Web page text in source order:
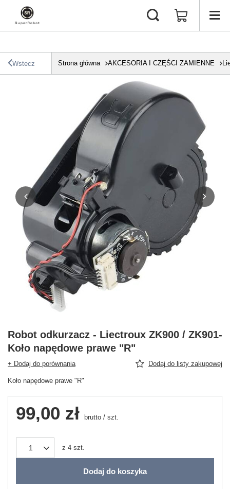
Wstecz Strona główna AKCESORIA I CZĘŚCI ZAMIENNE
Robot odkurzacz - Liectroux ZK900 / ZK901-
Koło napędowe prawe "R"
+ Dodaj do porównania Dodaj do listy zakupowej
Koło napędowe prawe "R"
99,00 zł brutto / szt.
z 4 szt.
Dodaj do koszyka